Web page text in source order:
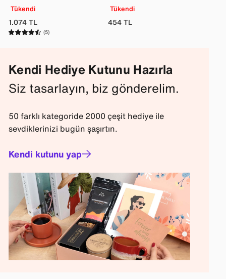
Tükendi
1.074TL
(5)
Tükendi
454TL
Kendi Hediye Kutunu Hazırla
Siz tasarlayın, biz gönderelim.
50 farklı kategoride 2000 çeşit hediye ile
sevdiklerinizi bugün şaşırtın.
Kendi kutunu yap